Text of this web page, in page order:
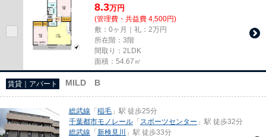
8.3万円
(管理費・共益費 4,500円)
敷：0ヶ月｜礼：2万円
所在階：3階
間取り：2LDK
面積：54.67㎡
賃貸｜アパート MILD B
総武線 「稲毛 」駅 徒歩25分
千葉都市モノレール 「 スポーツセンター 」駅 徒歩32分
総武線 「新検見川
」駅 徒歩33分